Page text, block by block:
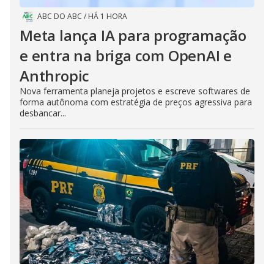
ABC DO ABC / HÁ 1 HORA
Meta lança IA para programação
e entra na briga com OpenAI e
Anthropic
Nova ferramenta planeja projetos e escreve softwares de
forma autônoma com estratégia de preços agressiva para
desbancar...